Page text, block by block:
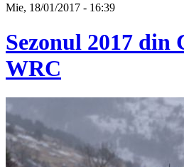
Mie, 18/01/2017 - 16:39
Sezonul 2017
WRC